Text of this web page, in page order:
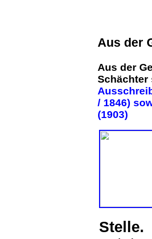
Aus der
Aus der
/ 1846)
(1903)
Stelle.